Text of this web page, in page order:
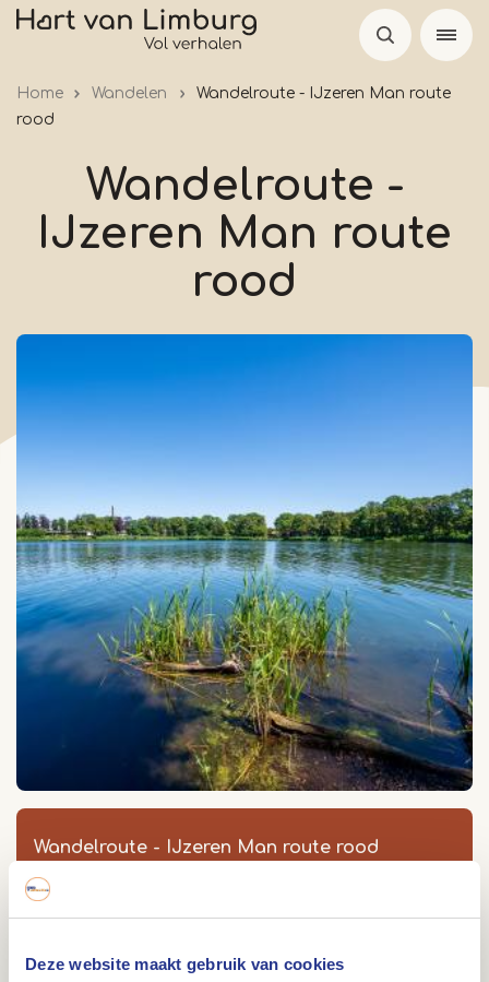
Deze website maakt gebruik van cookies
Overslaan
Home Wandelen
Wandelroute - IJzeren Man route
rood
Wandelroute -
IJzeren Man route
rood
Wandelroute - IJzeren Man route rood
Geurtsvenweg 4
6006 SN
Weert